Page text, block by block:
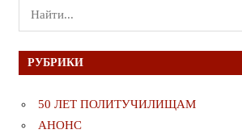
Поиск
для:
РУБРИКИ
50 ЛЕТ ПОЛИТУЧИЛИЩАМ
АНОНС